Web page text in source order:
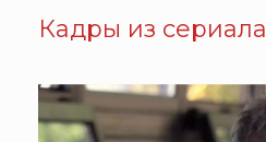
Кадры из сериала